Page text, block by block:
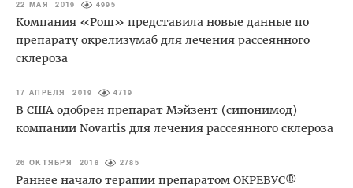
22 МАЯ 2019 4995
Компания «Рош» представила новые данные по
препарату окрелизумаб для лечения рассеянного
склероза
17 АПРЕЛЯ 2019 4719
В США одобрен препарат Мэйзент (сипонимод)
компании Novartis для лечения рассеянного склероза
26 ОКТЯБРЯ 2018 2785
Раннее начало терапии препаратом ОКРЕВУС®